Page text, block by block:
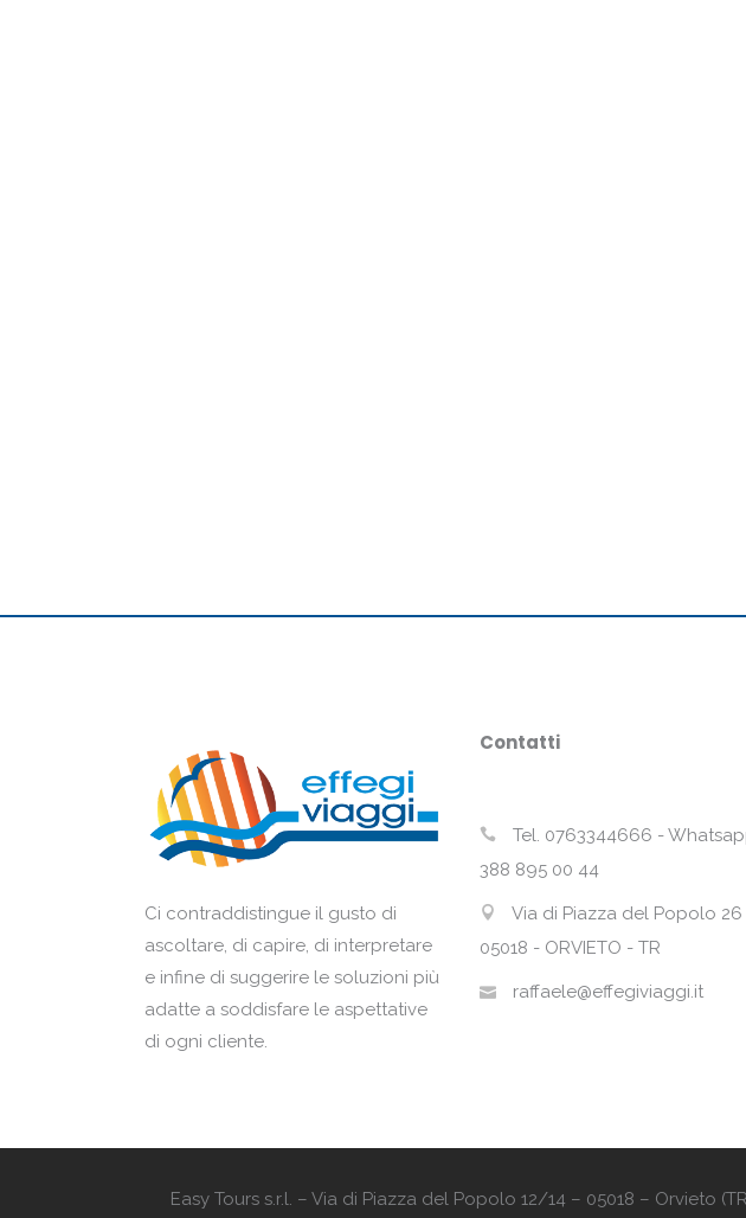
Ci contraddistingue il gusto di
ascoltare, di capire, di interpretare
e infine di suggerire le soluzioni più
adatte a soddisfare le aspettative
di ogni cliente.
Contatti
Tel. 0763344666 -
388 895 00 44
Via di Piazza del Popolo 26
05018 - ORVIETO - TR
raffaele@effegiviaggi.it
Easy Tours s.r.l. – Via di Piazza del Popolo 12/14 – 05018 – Orvieto